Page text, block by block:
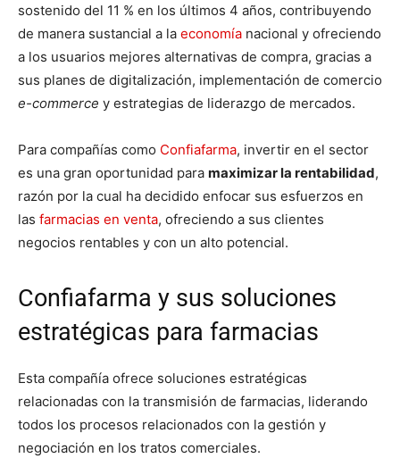
sostenido del 11 % en los últimos 4 años, contribuyendo
de manera sustancial a la economía nacional y ofreciendo
a los usuarios mejores alternativas de compra, gracias a
sus planes de digitalización, implementación de comercio
e-commerce y estrategias de liderazgo de mercados.
Para compañías como Confiafarma, invertir en el sector
es una gran oportunidad para maximizar la rentabilidad,
razón por la cual ha decidido enfocar sus esfuerzos en
las farmacias en venta, ofreciendo a sus clientes
negocios rentables y con un alto potencial.
Confiafarma y sus soluciones
estratégicas para farmacias
Esta compañía ofrece soluciones estratégicas
relacionadas con la transmisión de farmacias, liderando
todos los procesos relacionados con la gestión y
negociación en los tratos comerciales.